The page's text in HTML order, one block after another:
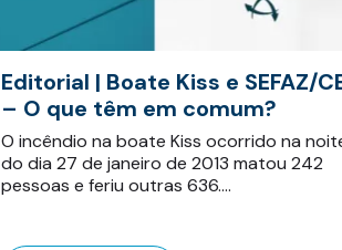
Editorial | Boate Kiss e SEFAZ/
– O que têm em comum?
O incêndio na boate Kiss ocorrido na
do dia 27 de janeiro de 2013 matou 242
pessoas e feriu outras 636.…